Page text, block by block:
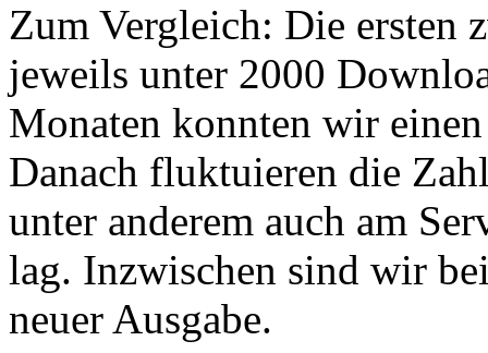
Zum Vergleich: Die ersten
jeweils unter 2000
Monaten konnten wir
Danach fluktuieren die
unter anderem auch am
lag. Inzwischen sind wir
neuer Ausgabe.